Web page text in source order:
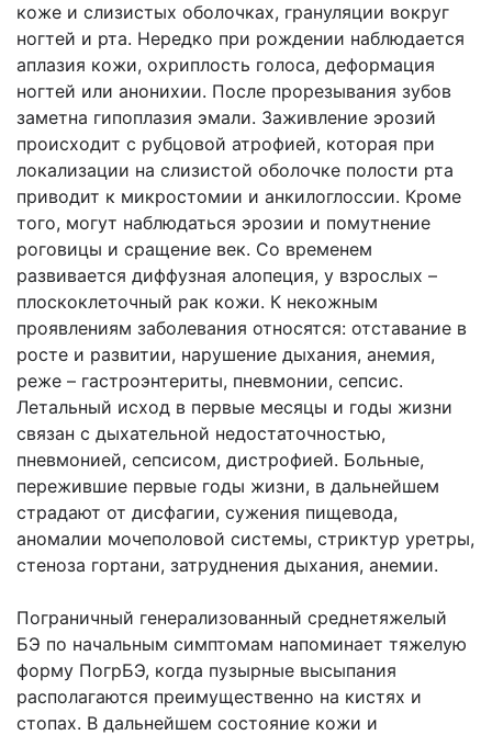
коже и слизистых оболочках, грануляции вокруг
ногтей и рта. Нередко при рождении наблюдается
аплазия кожи, охриплость голоса, деформация
ногтей или анонихии. После прорезывания зубов
заметна гипоплазия эмали. Заживление эрозий
происходит с рубцовой атрофией, которая при
локализации на слизистой оболочке полости рта
приводит к микростомии и анкилоглоссии. Кроме
того, могут наблюдаться эрозии и помутнение
роговицы и сращение век. Со временем
развивается диффузная алопеция, у взрослых –
плоскоклеточный рак кожи. К некожным
проявлениям заболевания относятся: отставание в
росте и развитии, нарушение дыхания, анемия,
реже – гастроэнтериты, пневмонии, сепсис.
Летальный исход в первые месяцы и годы жизни
связан с дыхательной недостаточностью,
пневмонией, сепсисом, дистрофией. Больные,
пережившие первые годы жизни, в дальнейшем
страдают от дисфагии, сужения пищевода,
аномалии мочеполовой системы, стриктур уретры,
стеноза гортани, затруднения дыхания, анемии.
Пограничный генерализованный среднетяжелый
БЭ по начальным симптомам напоминает тяжелую
форму ПогрБЭ, когда пузырные высыпания
располагаются преимущественно на кистях и
стопах. В дальнейшем состояние кожи и